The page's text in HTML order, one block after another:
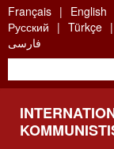
Skip
to
main
content
Français English
Русский
Türkçe
فارسی